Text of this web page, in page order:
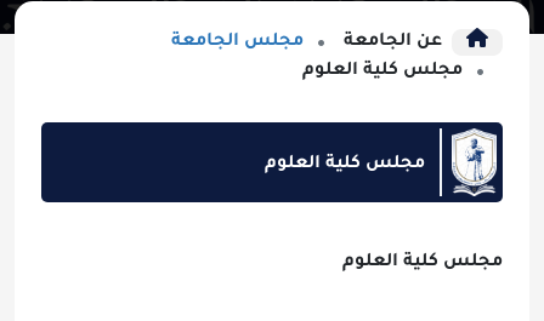
عن الجامعة
مجلس الجامعة
مجلس كلية العلوم
مجلس كلية العلوم
مجلس كلية العلوم